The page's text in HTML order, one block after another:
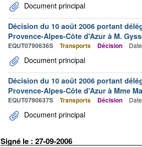
Document principal
Décision du 10 août 2006 portant
Provence-Alpes-Côte d'Azur à M.
EQUT0790636S Transports Décision
Document principal
Décision du 10 août 2006 portant
Provence-Alpes-Côte d'Azur à Mme
EQUT0790637S Transports Décision
Document principal
Signé le : 27-09-2006